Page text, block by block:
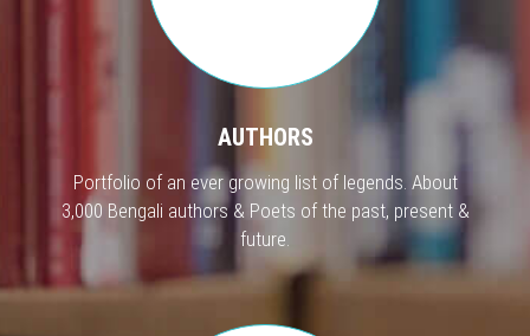
AUTHORS
Portfolio of an ever growing list of legends. About
3,000 Bengali authors & Poets of the past, present &
future.